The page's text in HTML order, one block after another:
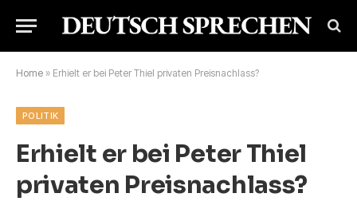
Home » Erhielt er bei Peter Thiel privaten Preisnachlass?
POLITIK
Erhielt er bei Peter Thiel
privaten Preisnachlass?